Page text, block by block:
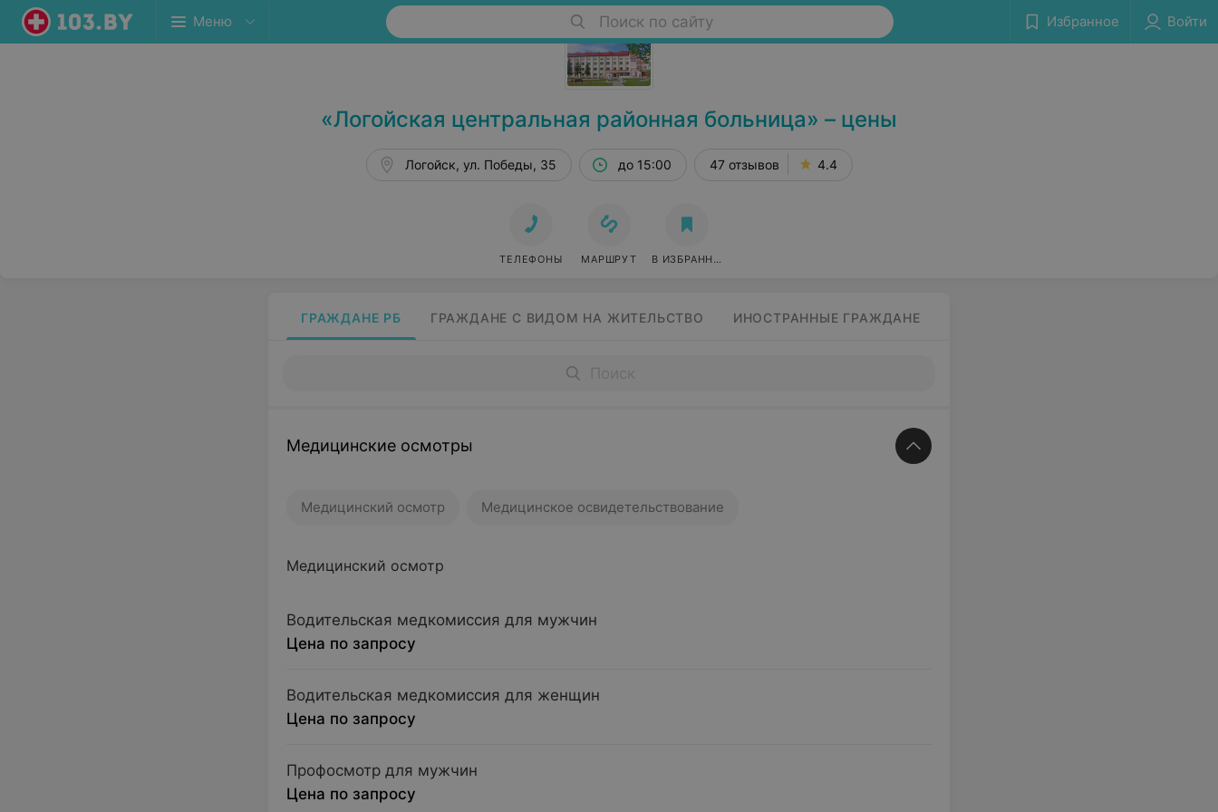
Меню Поиск по сайту Избранное Войти
Стоматология в Логойске Сообщить об ошибке
«Логойская центральная районная больница» – цены
Логойск, ул. Победы, 35 до 15:00 47 отзывов 4.4
ТЕЛЕФОНЫ МАРШРУТ В ИЗБРАННОЕ
ГРАЖДАНЕ РБ ГРАЖДАНЕ С ВИДОМ НА ЖИТЕЛЬСТВО ИНОСТРАННЫЕ ГРАЖДАНЕ
Медицинские осмотры
Медицинский осмотр Медицинское освидетельствование
Медицинский осмотр
Водительская медкомиссия для мужчин
Цена по запросу
Водительская медкомиссия для женщин
Цена по запросу
Профосмотр для мужчин
Цена по запросу